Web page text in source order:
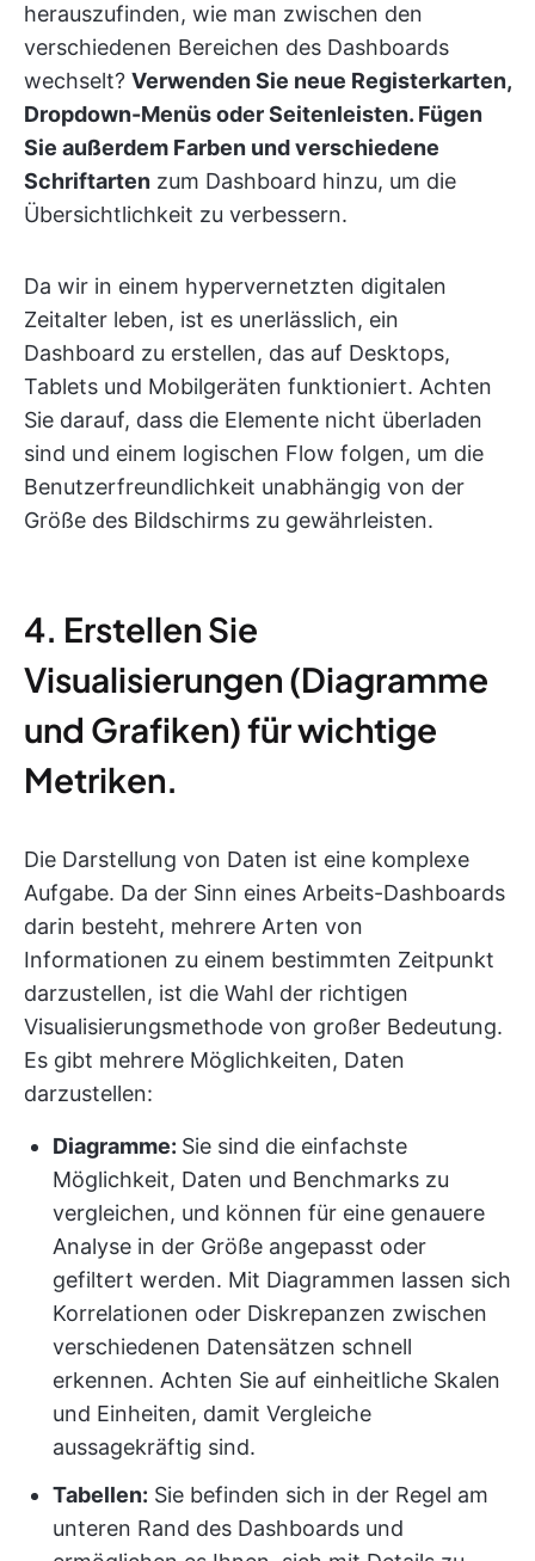
herauszufinden, wie man zwischen den
verschiedenen Bereichen des Dashboards
wechselt? Verwenden Sie neue Registerkarten,
Dropdown-Menüs oder Seitenleisten. Fügen
Sie außerdem Farben und verschiedene
Schriftarten zum Dashboard hinzu, um die
Übersichtlichkeit zu verbessern.
Da wir in einem hypervernetzten digitalen
Zeitalter leben, ist es unerlässlich, ein
Dashboard zu erstellen, das auf Desktops,
Tablets und Mobilgeräten funktioniert. Achten
Sie darauf, dass die Elemente nicht überladen
sind und einem logischen Flow folgen, um die
Benutzerfreundlichkeit unabhängig von der
Größe des Bildschirms zu gewährleisten.
4. Erstellen Sie
Visualisierungen (Diagramme
und Grafiken) für wichtige
Metriken.
Die Darstellung von Daten ist eine komplexe
Aufgabe. Da der Sinn eines Arbeits-Dashboards
darin besteht, mehrere Arten von
Informationen zu einem bestimmten Zeitpunkt
darzustellen, ist die Wahl der richtigen
Visualisierungsmethode von großer Bedeutung.
Es gibt mehrere Möglichkeiten, Daten
darzustellen:
Diagramme: Sie sind die einfachste
Möglichkeit, Daten und Benchmarks zu
vergleichen, und können für eine genauere
Analyse in der Größe angepasst oder
gefiltert werden. Mit Diagrammen lassen sich
Korrelationen oder Diskrepanzen zwischen
verschiedenen Datensätzen schnell
erkennen. Achten Sie auf einheitliche Skalen
und Einheiten, damit Vergleiche
aussagekräftig sind.
Tabellen: Sie befinden sich in der Regel am
unteren Rand des Dashboards und